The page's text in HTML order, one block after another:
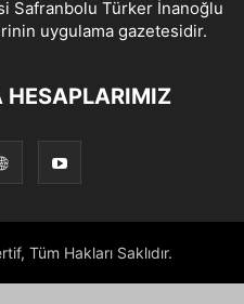
Safranbolu Türker İnanoğlu
uygulama gazetesidir.
HESAPLARIMIZ
Tüm Hakları Saklıdır.